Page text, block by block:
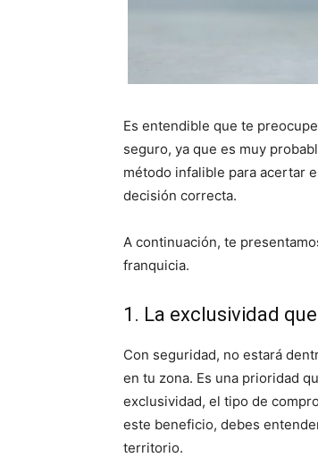
Es entendible que te
seguro, ya que es muy
método infalible para acertar
decisión correcta.
A continuación, te
franquicia.
1. La exclusividad
Con seguridad, no estará
en tu zona. Es una prioridad
exclusividad, el tipo de
este beneficio, debes
territorio.